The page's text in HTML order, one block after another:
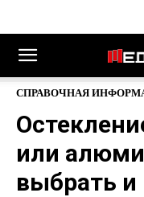
СПРАВОЧНАЯ
или
выбрать